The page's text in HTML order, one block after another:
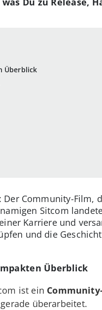
Überblick
Community-Film,
Sitcom
Karriere und
und die
Überblick
ist ein
überarbeitet.